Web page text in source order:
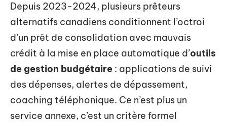
Depuis 2023-2024, plusieurs prêteurs
alternatifs canadiens conditionnent l’octroi
d’un prêt de consolidation avec mauvais
crédit à la mise en place automatique d’outils
de gestion budgétaire : applications de suivi
des dépenses, alertes de dépassement,
coaching téléphonique. Ce n’est plus un
service annexe, c’est un critère formel